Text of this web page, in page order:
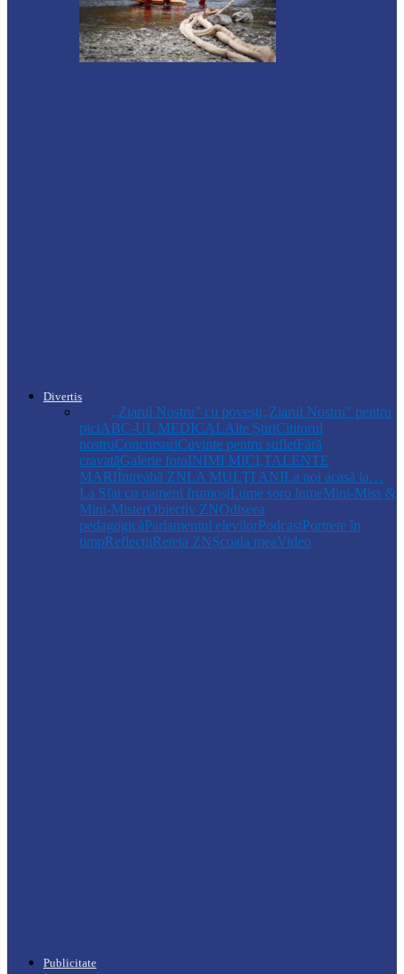
Divertis
,,Ziarul Nostru” cu povești„Ziarul Nostru” pentru
piciABC-UL MEDICALAlte ȘtiriCititorul
nostruConcursuriCuvinte pentru sufletFără
cravatăGalerie fotoINIMI MICI,TALENTE
MARIÎntreabă ZNLA MULŢI ANILa noi acasă la…
La Sfat cu oameni frumoșiLume soro lumeMini-Miss &
Mini-MisterObiectiv ZNOdiseea
pedagogicăParlamentul elevilorPodcastPortrete în
timpReflecțiiReteta ZNȘcoala meaVideo
Publicitate